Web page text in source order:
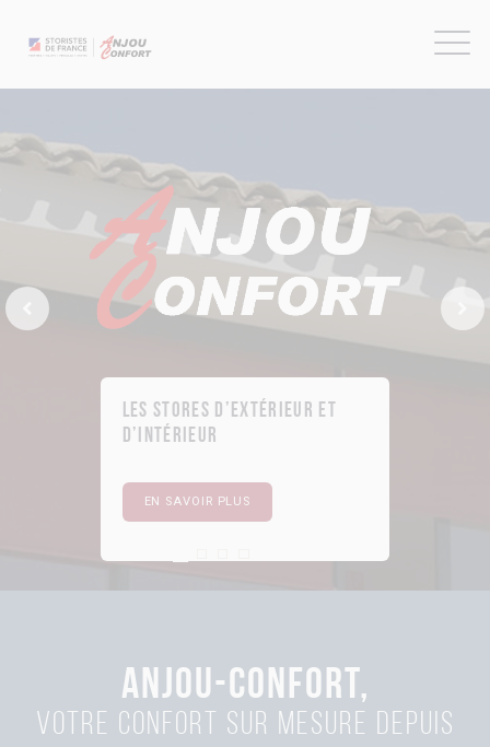
Previous Slide
Les stores d’extérieur et
d’intérieur
EN SAVOIR PLUS
First slide details.
Current Slide
Second slide details.
Third slide details.
Four slide details.
ANJOU-CONFORT,
Votre confort sur mesure depuis